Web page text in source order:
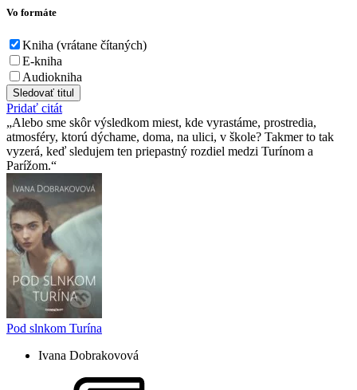
Vo formáte
Kniha (vrátane čítaných)
E-kniha
Audiokniha
Sledovať titul
Pridať citát
Alebo sme skôr výsledkom miest, kde vyrastáme, prostredia,
atmosféry, ktorú dýchame, doma, na ulici, v škole? Takmer to tak
vyzerá, keď sledujem ten priepastný rozdiel medzi Turínom a
Parížom.
Pod slnkom Turína
Ivana Dobrakovová